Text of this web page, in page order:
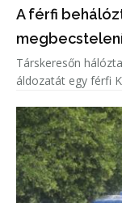
A férfi
Társkeresőn
áldozatát egy férfi